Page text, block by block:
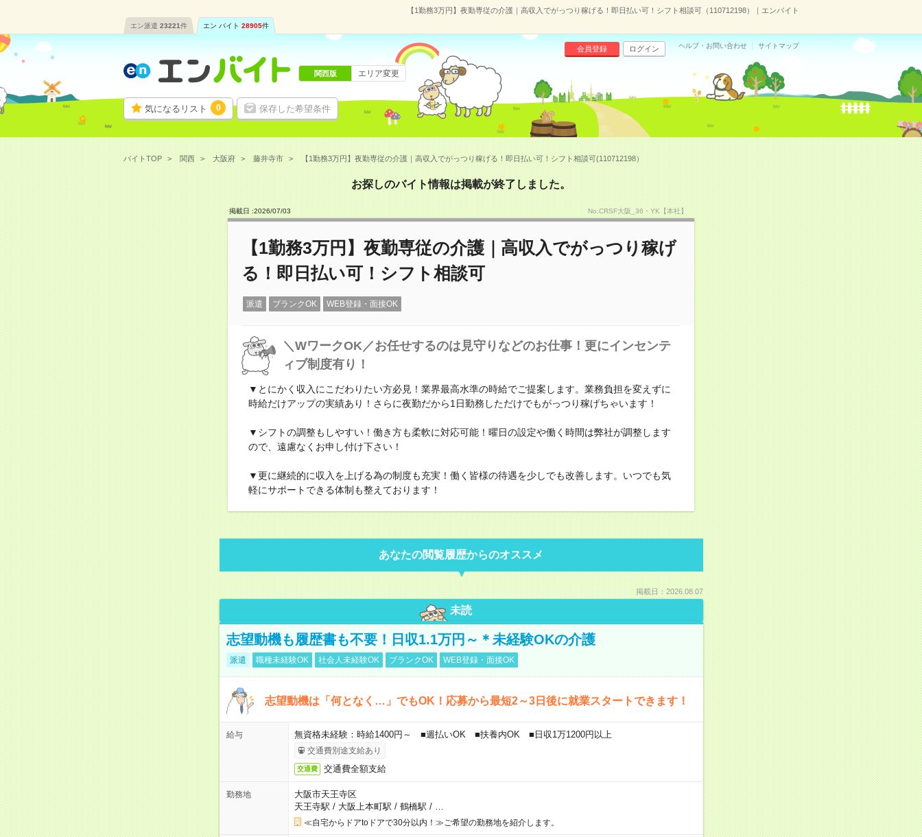
【1勤務3万円】夜勤専従の介護｜高収入でがっつり稼げる！即日払い可！シフト相談可（110712198）｜エンバイト
エン派遣 23221件 エン バイト 28905件
気になるリスト 0 保存した希望条件
会員登録 ログイン ヘルプ・お問い合わせ サイトマップ
関西版 エリア変更
バイトTOP 関西 大阪府 藤井寺市 【1勤務3万円】夜勤専従の介護｜高収入でがっつり稼げる！即日払い可！シフト相談可(110712198）
お探しのバイト情報は掲載が終了しました。
掲載日 :2026/07/03 No.CRSF大阪_36・YK【本社】
【1勤務3万円】夜勤専従の介護｜高収入でがっつり稼げ
る！即日払い可！シフト相談可
派遣 ブランクOK WEB登録・面接OK
＼WワークOK／お任せするのは見守りなどのお仕事！更にインセンテ
ィブ制度有り！
▼とにかく収入にこだわりたい方必見！業界最高水準の時給でご提案します。業務負担を変えずに
時給だけアップの実績あり！さらに夜勤だから1日勤務しただけでもがっつり稼げちゃいます！
▼シフトの調整もしやすい！働き方も柔軟に対応可能！曜日の設定や働く時間は弊社が調整します
ので、遠慮なくお申し付け下さい！
▼更に継続的に収入を上げる為の制度も充実！働く皆様の待遇を少しでも改善します。いつでも気
軽にサポートできる体制も整えております！
あなたの閲覧履歴からのオススメ
掲載日：2026.08.07
未読
志望動機も履歴書も不要！日収1.1万円～＊未経験OKの介護
派遣 職種未経験OK 社会人未経験OK ブランクOK WEB登録・面接OK
志望動機は「何となく…」でもOK！応募から最短2～3日後に就業スタートできます！
給与 無資格未経験：時給1400円～ ■週払いOK ■扶養内OK ■日収1万1200円以上
交通費別途支給あり
交通費 交通費全額支給
勤務地
大阪市天王寺区
天王寺駅 / 大阪上本町駅 / 鶴橋駅 /
≪自宅からドアtoドアで30分以内！≫ご希望の勤務地を紹介します。